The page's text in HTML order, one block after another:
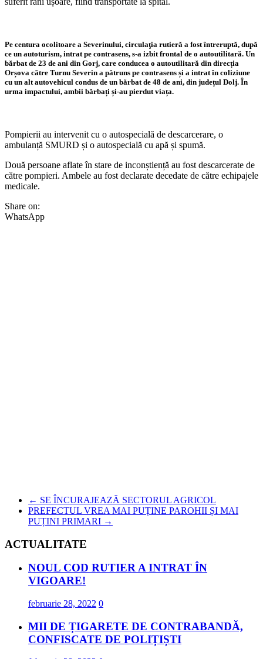
Pe centura ocolitoare a Severinului, circulaţia rutieră a fost întreruptă, după
ce un autoturism, intrat pe contrasens, s-a izbit frontal de o autoutilitară. Un
bărbat de 23 de ani din Gorj, care conducea o autoutilitară din direcția
Orșova către Turnu Severin a pătruns pe contrasens și a intrat în coliziune
cu un alt autovehicul condus de un bărbat de 48 de ani, din județul Dolj. În
urma impactului, ambii bărbați și-au pierdut viața.
Pompierii au intervenit cu o autospecială de descarcerare, o
ambulanță SMURD și o autospecială cu apă și spumă.
Două persoane aflate în stare de inconștiență au fost descarcerate de
către pompieri. Ambele au fost declarate decedate de către echipajele
medicale.
Share on:
WhatsApp
← SE ÎNCURAJEAZĂ SECTORUL AGRICOL
PREFECTUL VREA MAI PUȚINE PAROHII ȘI MAI
PUȚINI PRIMARI →
ACTUALITATE
NOUL COD RUTIER A INTRAT ÎN
VIGOARE!
februarie 28, 2022 0
MII DE ȚIGARETE DE CONTRABANDĂ,
CONFISCATE DE POLIȚIȘTI